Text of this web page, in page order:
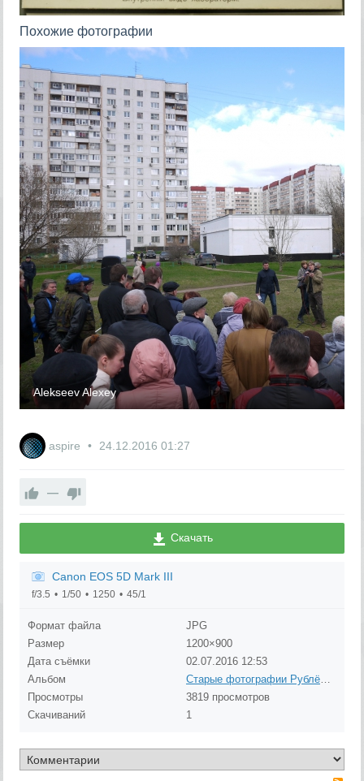
Похожие фотографии
Alekseev Alexey
aspire 24.12.2016 01:27
—
Скачать
Canon EOS 5D Mark III
f/3.5 1/50 1250 45/1
Формат файла
JPG
Размер
1200×900
Дата съёмки
02.07.2016 12:53
Альбом
Просмотры
3819 просмотров
Скачиваний
1